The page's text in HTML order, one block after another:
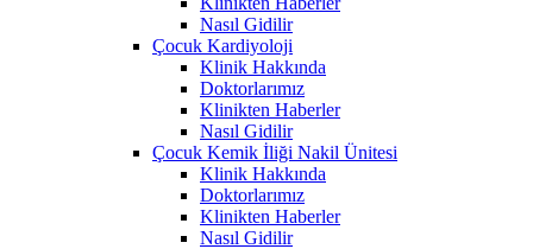
Nasıl Gidilir
Çocuk Kardiyoloji
Klinik Hakkında
Doktorlarımız
Klinikten Haberler
Nasıl Gidilir
Çocuk Kemik İliği Nakil Ünitesi
Klinik Hakkında
Doktorlarımız
Klinikten Haberler
Nasıl Gidilir